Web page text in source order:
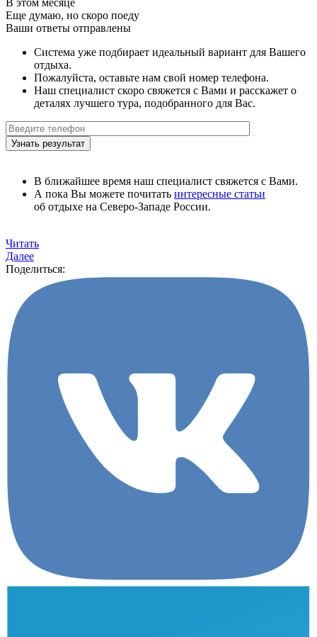
Еще думаю, но скоро поеду
Ваши ответы отправлены
Система уже подбирает идеальный вариант для Вашего
отдыха.
Пожалуйста, оставьте нам свой номер телефона.
Наш специалист скоро свяжется с Вами и расскажет о
деталях лучшего тура, подобранного для Вас.
В ближайшее время наш специалист свяжется с Вами.
А пока Вы можете почитать интересные статьи
об отдыхе на Северо-Западе России.
Читать
Далее
Поделиться: